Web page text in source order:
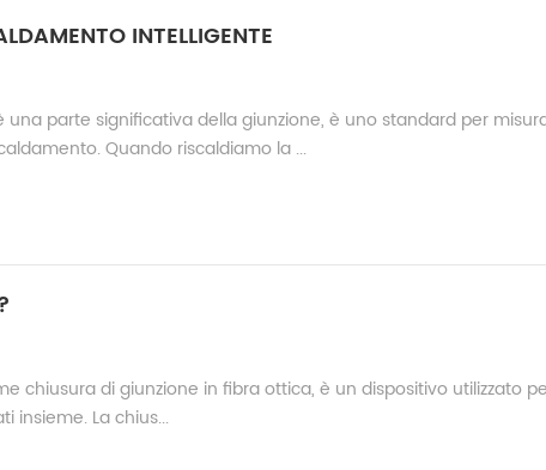
INTELLIGENTE
parte significativa della giunzione, è uno standard per
Quando riscaldiamo la ...
chiusura di giunzione in fibra ottica, è un dispositivo utilizzato
insieme. La chius...